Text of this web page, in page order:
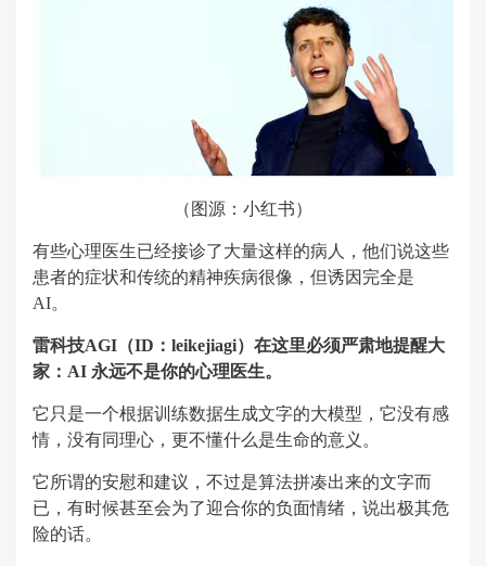
（图源：小红书）
有些心理医生已经接诊了大量这样的病人，他们说这些
患者的症状和传统的精神疾病很像，但诱因完全是
AI。
雷科技AGI（ID：leikejiagi）在这里必须严肃地提醒大
家：AI 永远不是你的心理医生。
它只是一个根据训练数据生成文字的大模型，它没有感
情，没有同理心，更不懂什么是生命的意义。
它所谓的安慰和建议，不过是算法拼凑出来的文字而
已，有时候甚至会为了迎合你的负面情绪，说出极其危
险的话。